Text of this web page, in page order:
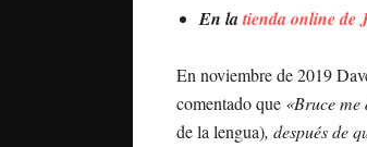
En latienda online de
En noviembre de 2019
comentado que «Bruce me
de la lengua), después de